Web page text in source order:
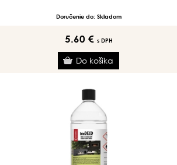
Doručenie do: Skladom
5.60 € s DPH